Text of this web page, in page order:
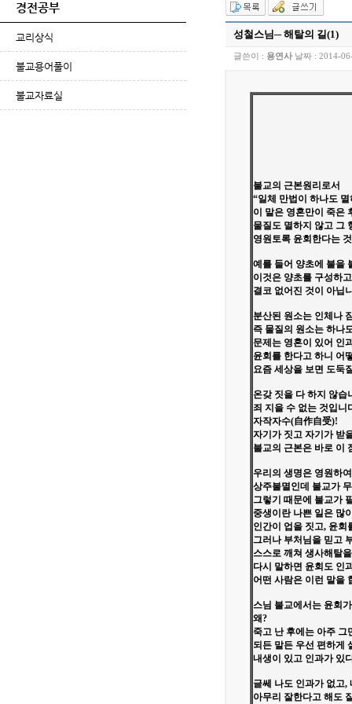
경전공부
교리상식
불교용어풀이
불교자료실
성철스님─ 해탈의 길(1)
글쓴이 : 용연사 날짜 : 2014-
불교의 근본원리로서
“일체 만법이 하나도
이 말은 영혼만이 죽은
물질도 멸하지 않고 그
영원토록 윤회한다는
예를 들어 양초에 불을
이것은 양초를 구성하
결코 없어진 것이 아닙
분산된 원소는 인체나
즉 물질의 원소는 하나
문제는 영혼이 있어 인
윤회를 한다고 하니 어
요즘 세상을 보면 도둑
온갖 짓을 다 하지 않습
죄 지을 수 없는 것입니
자작자수(自作自受)!
자기가 짓고 자기가 받
불교의 근본은 바로 이
우리의 생명은 영원하
상주불멸인데 불교가
그렇기 때문에 불교가
중생이란 나쁜 일은 많
인간이 업을 짓고, 윤
그러나 부처님을 믿고
스스로 깨쳐 생사해탈
다시 말하면 윤회도 인
어떤 사람은 이런 말을
스님 불교에서는 윤회
왜?
죽고 난 후에는 아주 그
되든 말든 우선 편하게
내생이 있고 인과가 있
글쎄 나도 인과가 없고,
아무리 잘한다고 해도